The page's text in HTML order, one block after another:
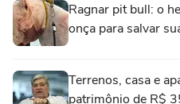
Ragnar pit bull: o
onça para salvar
Terrenos, casa e
patrimônio de R$